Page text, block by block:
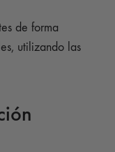
de forma
utilizando las